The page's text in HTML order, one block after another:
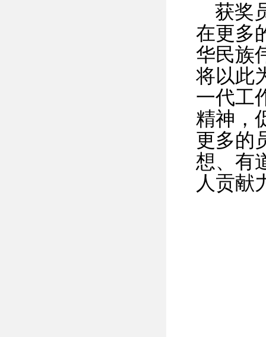
获奖
在更多
华民族
将以此
一代工
精神，
更多的
想、有
人贡献